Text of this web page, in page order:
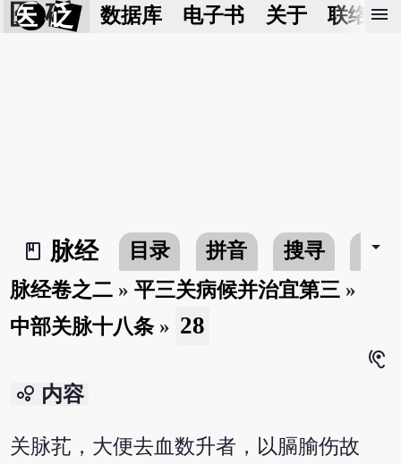
医 砭 数据库 电子书 关于 联络我
menu
book_2
脉经 目录 拼音 搜寻 书介
arrow_drop_down
脉经卷之二 »平三关病候并治宜第三 »
中部关脉十八条 » 28
hearing
bubble_chart 内容
关脉芤，大便去血数升者，以膈腧伤故